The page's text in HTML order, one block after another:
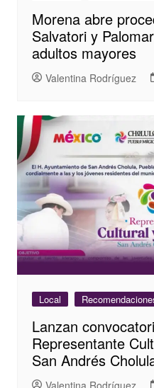
Morena abre
Salvatori y
adultos mayores
Valentina Rodríguez
Local
Lanzan
Representante
San Andrés
Valentina Rodríguez